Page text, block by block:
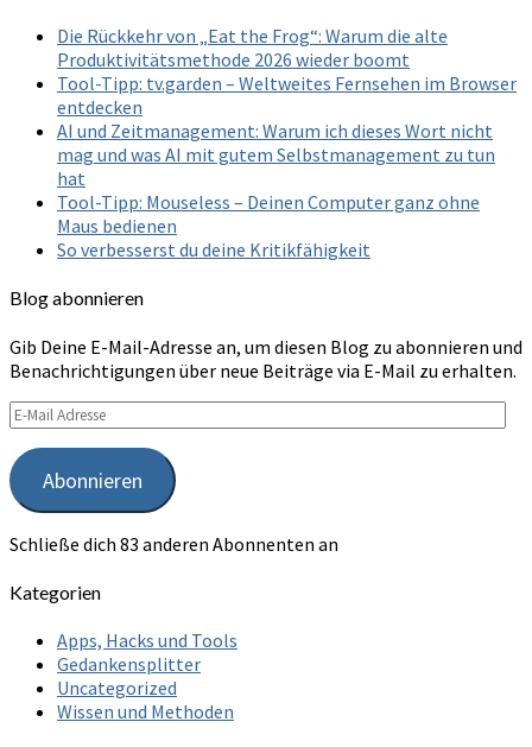
Die Rückkehr von „Eat the Frog“: Warum die alte
Produktivitätsmethode 2026 wieder boomt
Tool-Tipp: tv.garden – Weltweites Fernsehen im Browser
entdecken
AI und Zeitmanagement: Warum ich dieses Wort nicht
mag und was AI mit gutem Selbstmanagement zu tun
hat
Tool-Tipp: Mouseless – Deinen Computer ganz ohne
Maus bedienen
So verbesserst du deine Kritikfähigkeit
Blog abonnieren
Gib Deine E-Mail-Adresse an, um diesen Blog zu abonnieren und
Benachrichtigungen über neue Beiträge via E-Mail zu erhalten.
E-
Mail
Adresse
Abonnieren
Schließe dich 83 anderen Abonnenten an
Kategorien
Apps, Hacks und Tools
Gedankensplitter
Uncategorized
Wissen und Methoden